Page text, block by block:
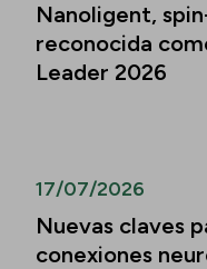
Nanoligent,
reconocida
Leader 2026
17/07/2026
Nuevas claves
conexiones